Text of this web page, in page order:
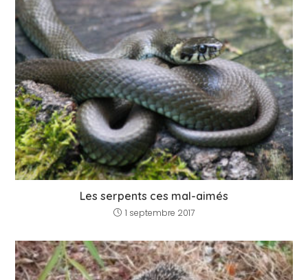
Les serpents ces mal-aimés
1 septembre 2017